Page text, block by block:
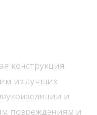
конструкция
из лучших
и
повреждениям и